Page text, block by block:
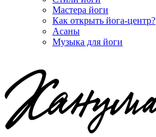
Мастера йоги
Как открыть йога-центр?
Асаны
Музыка для йоги